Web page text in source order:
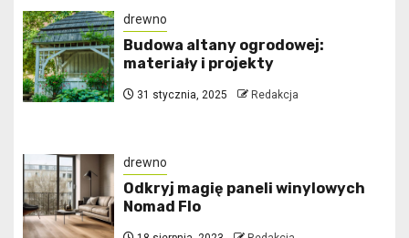
drewno
Budowa altany ogrodowej:
materiały i projekty
31 stycznia, 2025 Redakcja
drewno
Odkryj magię paneli winylowych
Nomad Flo